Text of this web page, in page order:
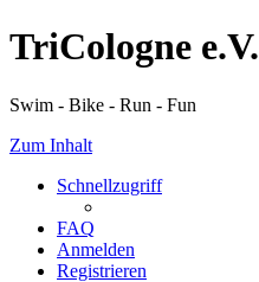
TriCologne e.V.
Swim - Bike - Run - Fun
Zum Inhalt
Schnellzugriff
FAQ
Anmelden
Registrieren